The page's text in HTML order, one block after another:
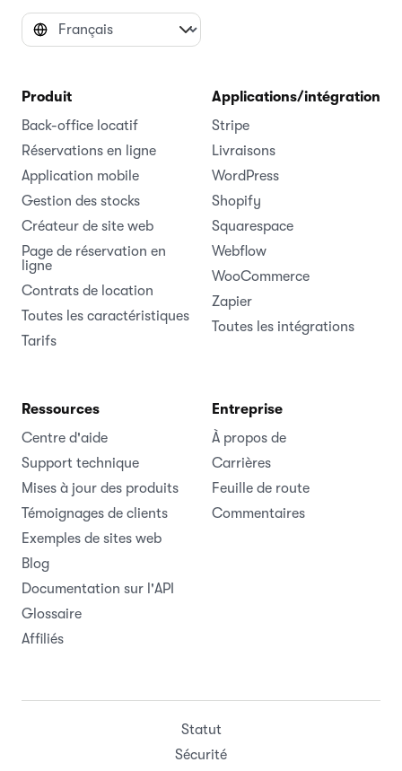
Produit
Back-office locatif
Réservations en ligne
Application mobile
Gestion des stocks
Créateur de site web
Page de réservation en
ligne
Contrats de location
Toutes les caractéristiques
Tarifs
Applications/intégrations
Stripe
Livraisons
WordPress
Shopify
Squarespace
Webflow
WooCommerce
Zapier
Toutes les intégrations
Ressources
Centre d'aide
Support technique
Mises à jour des produits
Témoignages de clients
Exemples de sites web
Blog
Documentation sur l'API
Glossaire
Affiliés
Entreprise
À propos de
Carrières
Feuille de route
Commentaires
Statut
Sécurité